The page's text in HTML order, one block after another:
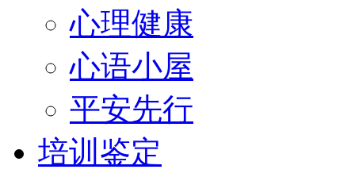
心理健康
心语小屋
平安先行
培训鉴定